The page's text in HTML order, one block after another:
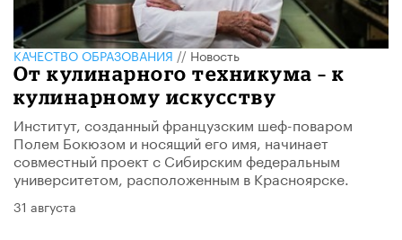
КАЧЕСТВО ОБРАЗОВАНИЯ//Новость
От кулинарного техникума – к
кулинарному искусству
Институт, созданный французским шеф-поваром
Полем Бокюзом и носящий его имя, начинает
совместный проект с Сибирским федеральным
университетом, расположенным в Красноярске.
31 августа